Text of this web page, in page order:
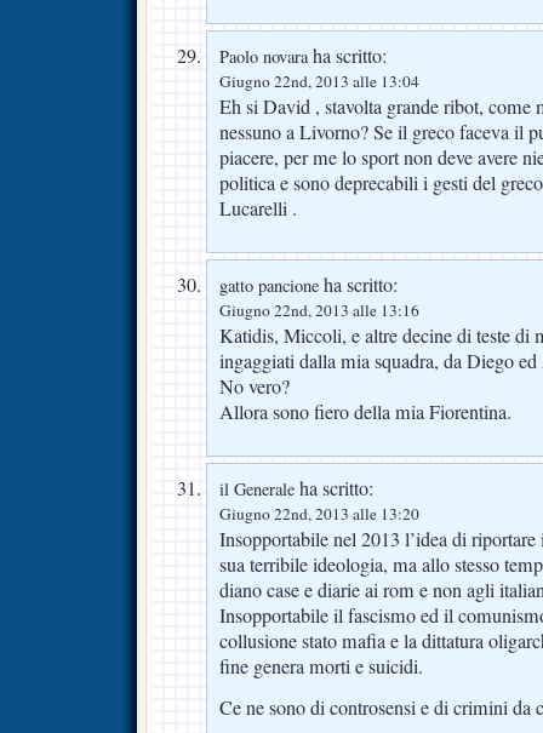
Paolo novaraha scritto:
Giugno 22nd, 2013 alle 13:04
Eh si David , stavolta grande ribot, come
nessuno a Livorno? Se il greco faceva il
piacere, per me lo sport non deve avere
politica e sono deprecabili i gesti del
Lucarelli .
gatto pancione ha scritto:
Giugno 22nd, 2013 alle 13:16
Katidis, Miccoli, e altre decine di teste di
ingaggiati dalla mia squadra, da Diego
No vero?
Allora sono fiero della mia Fiorentina.
il Generale ha scritto:
Giugno 22nd, 2013 alle 13:20
Insopportabile nel 2013 l’idea di
sua terribile ideologia, ma allo stesso
diano case e diarie ai rom e non agli
Insopportabile il fascismo ed il
collusione stato mafia e la dittatura
fine genera morti e suicidi.
Ce ne sono di controsensi e di crimini da